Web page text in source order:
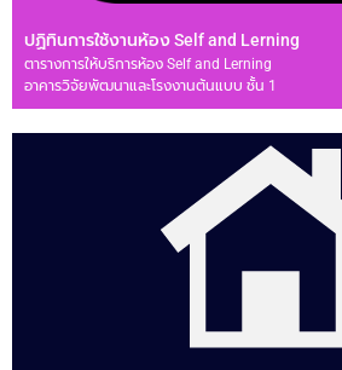
ปฏิทินการใช้งานห้อง Self and Lerning
ตารางการให้บริการห้อง Self and Lerning
อาคารวิจัยพัฒนาและโรงงานต้นแบบ ชั้น 1